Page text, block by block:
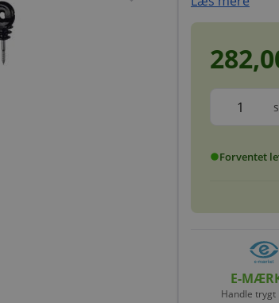
circleForventet
E-
Handle trygt